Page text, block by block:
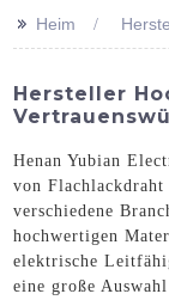
>> Heim
Hersteller
Henan Yubian
von
verschiedene
hochwertigen
elektrische
eine große